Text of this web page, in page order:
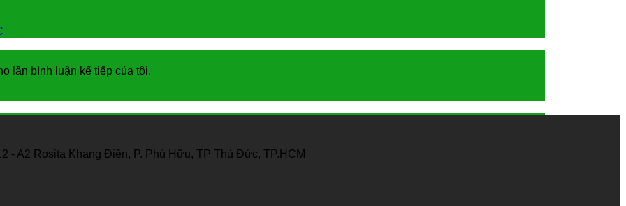
lần bình luận kế tiếp của tôi.
- A2 Rosita Khang Điền, P. Phú Hữu, TP Thủ Đức, TP.HCM